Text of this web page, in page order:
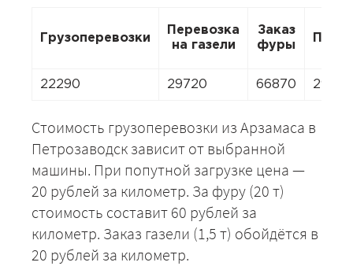
Грузоперевозки
Перевозка
на газели
Заказ
фуры
22290 29720 66870 29720
Стоимость грузоперевозки из Арзамаса в
Петрозаводск зависит от выбранной
машины. При попутной загрузке цена —
20 рублей за километр. За фуру (20 т)
стоимость составит 60 рублей за
километр. Заказ газели (1,5 т) обойдётся в
20 рублей за километр.